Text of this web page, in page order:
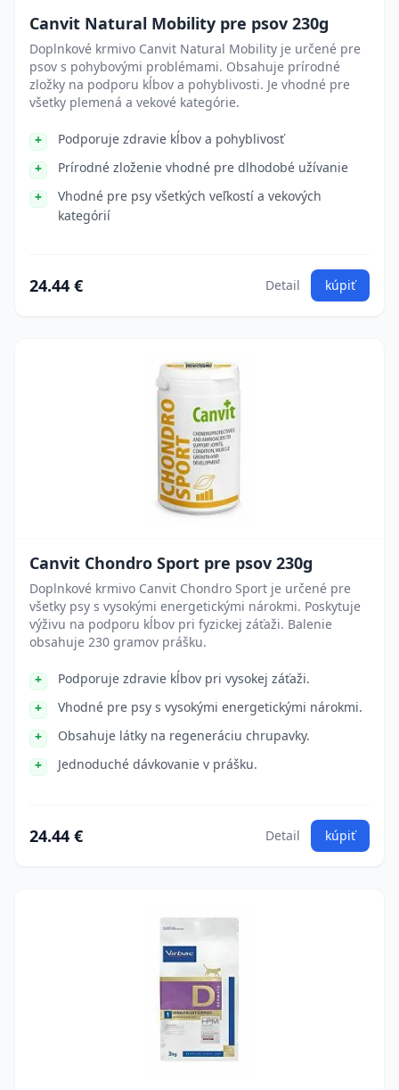
Canvit Natural Mobility pre psov 230g
Doplnkové krmivo Canvit Natural Mobility je určené pre
psov s pohybovými problémami. Obsahuje prírodné
zložky na podporu kĺbov a pohyblivosti. Je vhodné pre
všetky plemená a vekové kategórie.
Podporuje zdravie kĺbov a pohyblivosť
Prírodné zloženie vhodné pre dlhodobé užívanie
Vhodné pre psy všetkých veľkostí a vekových
kategórií
24.44 € Detail kúpiť
Canvit Chondro Sport pre psov 230g
Doplnkové krmivo Canvit Chondro Sport je určené pre
všetky psy s vysokými energetickými nárokmi. Poskytuje
výživu na podporu kĺbov pri fyzickej záťaži. Balenie
obsahuje 230 gramov prášku.
Podporuje zdravie kĺbov pri vysokej záťaži.
Vhodné pre psy s vysokými energetickými nárokmi.
Obsahuje látky na regeneráciu chrupavky.
Jednoduché dávkovanie v prášku.
24.44 € Detail kúpiť